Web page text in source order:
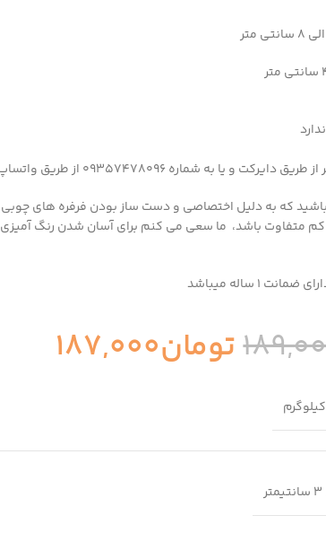
به شماره 09357478096 از طریق واتساپ و تلگرام پیام بدید
که به دلیل اختصاصی و دست ساز بودن فرفره های
متفاوت باشد، ما سعی می کنم برای آسان شدن رنگ
۱ ساله میباشد
تومان187,000